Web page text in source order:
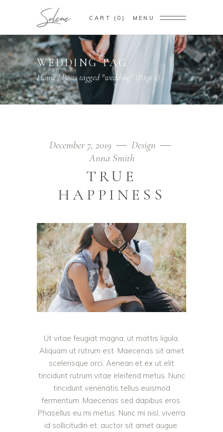
CART 0 MENU
WEDDING TAG
Home/Posts tagged "wedding" (Page 2)
December 7, 2019
Design
Anna Smith
TRUE
HAPPINESS
Ut vitae feugiat magna, ut mattis ligula.
Aliquam ut rutrum est. Maecenas sit amet
scelerisque orci. Aenean et ex ut elit
tincidunt rutrum vitae eleifend metus. Nunc
tincidunt venenatis tellus euismod
fermentum. Maecenas sed dapibus eros.
Phasellus eu mi metus. Nunc mi nisl, viverra
id sollicitudin et, auctor sit amet augue.